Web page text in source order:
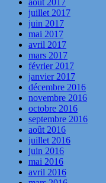
juillet 2017
juin 2017
mai 2017
avril 2017
mars 2017
février 2017
janvier 2017
décembre 2016
novembre 2016
octobre 2016
septembre 2016
août 2016
juillet 2016
juin 2016
mai 2016
avril 2016